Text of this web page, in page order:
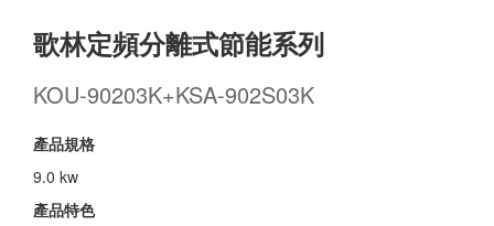
歌林定頻分離式節能系列
KOU-90203K+KSA-902S03K
產品規格
9.0 kw
產品特色